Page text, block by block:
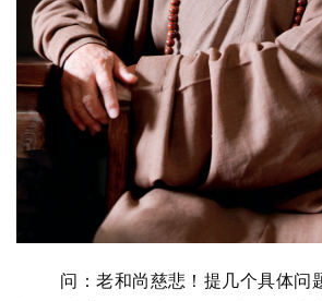
问：老和尚慈悲！提几个具体问